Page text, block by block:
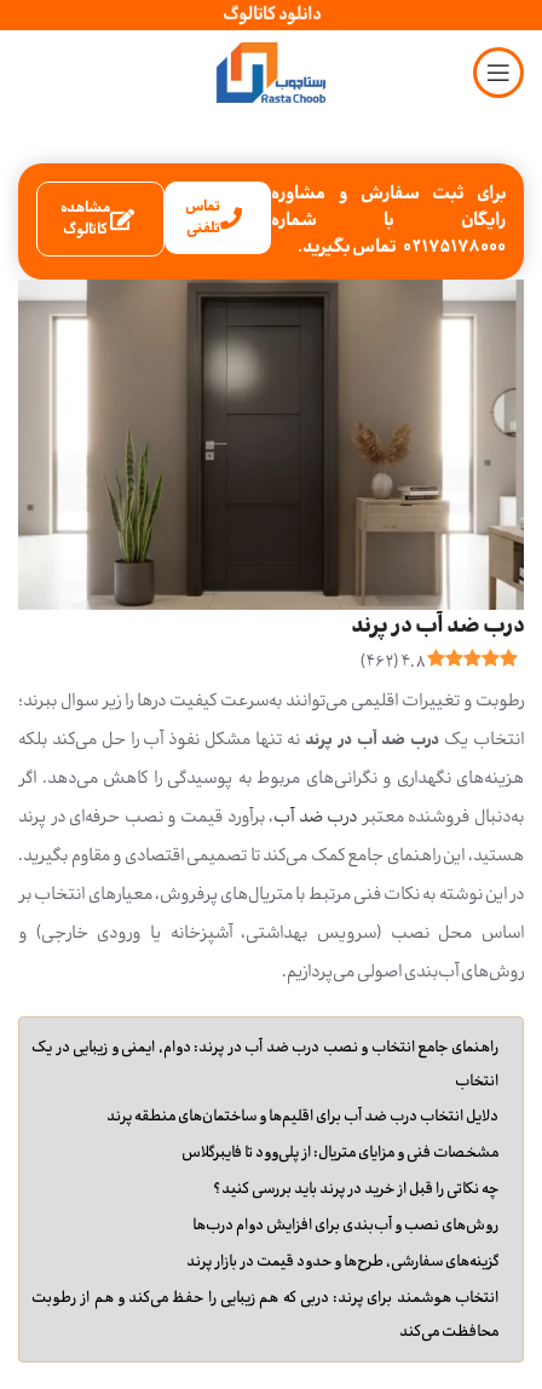
دانلود کاتالوگ
برای ثبت سفارش و مشاوره
رایگان با شماره
02175178000 تماس بگیرید.
تماس
تلفنی
مشاهده
کاتالوگ
درب ضد آب در پرند
4.8
(
462
)
رطوبت و تغییرات اقلیمی می‌توانند به‌سرعت کیفیت درها را زیر سوال ببرند؛
انتخاب یک درب ضد آب در پرند نه تنها مشکل نفوذ آب را حل می‌کند بلکه
هزینه‌های نگهداری و نگرانی‌های مربوط به پوسیدگی را کاهش می‌دهد. اگر
به‌دنبال فروشنده معتبردرب ضد آب، برآورد قیمت و نصب حرفه‌ای در پرند
هستید، این راهنمای جامع کمک می‌کند تا تصمیمی اقتصادی و مقاوم بگیرید.
در این نوشته به نکات فنی مرتبط با متریال‌های پرفروش، معیارهای انتخاب بر
اساس محل نصب (سرویس بهداشتی، آشپزخانه یا ورودی خارجی) و
روش‌های آب‌بندی اصولی می‌پردازیم.
راهنمای جامع انتخاب و نصب درب ضد آب در پرند: دوام، ایمنی و زیبایی در یک
انتخاب
دلایل انتخاب درب ضد آب برای اقلیم‌ها و ساختمان‌های منطقه پرند
مشخصات فنی و مزایای متریال: از پلی‌وود تا فایبرگلاس
چه نکاتی را قبل از خرید در پرند باید بررسی کنید؟
روش‌های نصب و آب‌بندی برای افزایش دوام درب‌ها
گزینه‌های سفارشی، طرح‌ها و حدود قیمت در بازار پرند
انتخاب هوشمند برای پرند: دربی که هم زیبایی را حفظ می‌کند و هم از رطوبت
محافظت می‌کند